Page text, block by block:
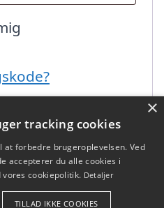
×
tracking cookies
at forbedre brugeroplevelsen. Ved
accepterer du alle cookies i
cookiepolitik. Detaljer
TILLAD IKKE COOKIES